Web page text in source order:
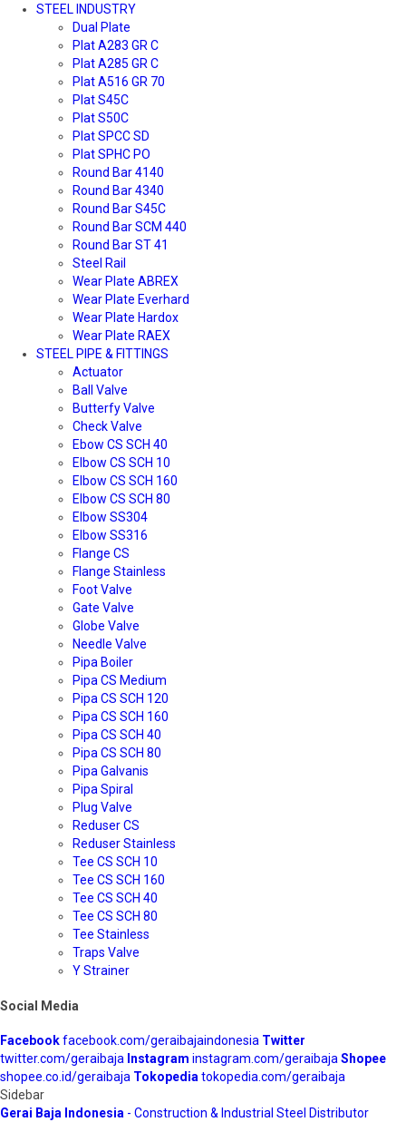
STEEL INDUSTRY
Dual Plate
Plat A283 GR C
Plat A285 GR C
Plat A516 GR 70
Plat S45C
Plat S50C
Plat SPCC SD
Plat SPHC PO
Round Bar 4140
Round Bar 4340
Round Bar S45C
Round Bar SCM 440
Round Bar ST 41
Steel Rail
Wear Plate ABREX
Wear Plate Everhard
Wear Plate Hardox
Wear Plate RAEX
STEEL PIPE & FITTINGS
Actuator
Ball Valve
Butterfy Valve
Check Valve
Ebow CS SCH 40
Elbow CS SCH 10
Elbow CS SCH 160
Elbow CS SCH 80
Elbow SS304
Elbow SS316
Flange CS
Flange Stainless
Foot Valve
Gate Valve
Globe Valve
Needle Valve
Pipa Boiler
Pipa CS Medium
Pipa CS SCH 120
Pipa CS SCH 160
Pipa CS SCH 40
Pipa CS SCH 80
Pipa Galvanis
Pipa Spiral
Plug Valve
Reduser CS
Reduser Stainless
Tee CS SCH 10
Tee CS SCH 160
Tee CS SCH 40
Tee CS SCH 80
Tee Stainless
Traps Valve
Y Strainer
Social Media
Facebookfacebook.com/geraibajaindonesia Twitter
twitter.com/geraibaja Instagram instagram.com/geraibajaShopee
shopee.co.id/geraibaja Tokopediatokopedia.com/geraibaja
Sidebar
Gerai Baja Indonesia - Construction & Industrial Steel Distributor